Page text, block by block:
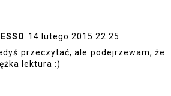
14 lutego 2015 22:25
przeczytać, ale podejrzewam, że
lektura :)